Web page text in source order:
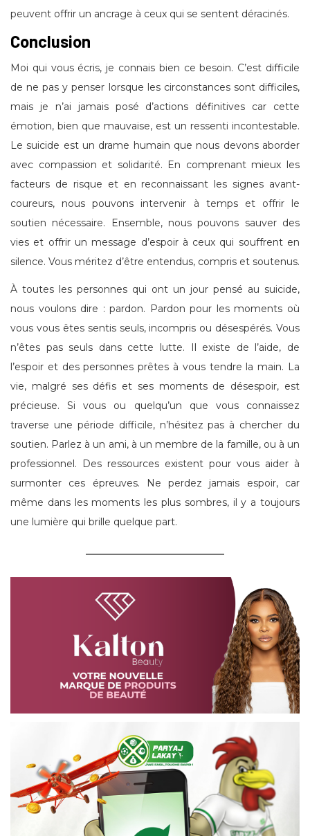
peuvent offrir un ancrage à ceux qui se sentent déracinés.
Conclusion
Moi qui vous écris, je connais bien ce besoin. C’est difficile
de ne pas y penser lorsque les circonstances sont difficiles,
mais je n’ai jamais posé d’actions définitives car cette
émotion, bien que mauvaise, est un ressenti incontestable.
Le suicide est un drame humain que nous devons aborder
avec compassion et solidarité. En comprenant mieux les
facteurs de risque et en reconnaissant les signes avant-
coureurs, nous pouvons intervenir à temps et offrir le
soutien nécessaire. Ensemble, nous pouvons sauver des
vies et offrir un message d’espoir à ceux qui souffrent en
silence. Vous méritez d’être entendus, compris et soutenus.
À toutes les personnes qui ont un jour pensé au suicide,
nous voulons dire : pardon. Pardon pour les moments où
vous vous êtes sentis seuls, incompris ou désespérés. Vous
n’êtes pas seuls dans cette lutte. Il existe de l’aide, de
l’espoir et des personnes prêtes à vous tendre la main. La
vie, malgré ses défis et ses moments de désespoir, est
précieuse. Si vous ou quelqu’un que vous connaissez
traverse une période difficile, n’hésitez pas à chercher du
soutien. Parlez à un ami, à un membre de la famille, ou à un
professionnel. Des ressources existent pour vous aider à
surmonter ces épreuves. Ne perdez jamais espoir, car
même dans les moments les plus sombres, il y a toujours
une lumière qui brille quelque part.